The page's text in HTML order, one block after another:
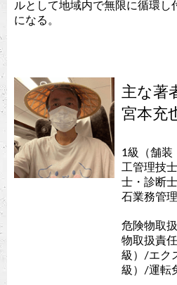
ルとして地域内で無限に循環し
になる。
主な著
宮本充
1級（舗装
工管理技
士・診断
石業務管
危険物取
物取扱責
級）/エク
級）/運転